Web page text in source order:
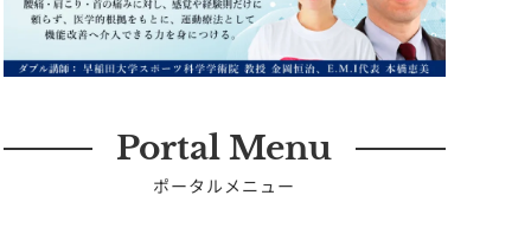
Portal Menu
ポータルメニュー